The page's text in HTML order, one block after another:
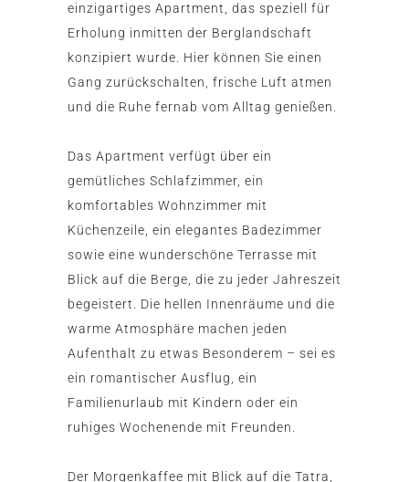
einzigartiges Apartment, das speziell für
Erholung inmitten der Berglandschaft
konzipiert wurde. Hier können Sie einen
Gang zurückschalten, frische Luft atmen
und die Ruhe fernab vom Alltag genießen.
Das Apartment verfügt über ein
gemütliches Schlafzimmer, ein
komfortables Wohnzimmer mit
Küchenzeile, ein elegantes Badezimmer
sowie eine wunderschöne Terrasse mit
Blick auf die Berge, die zu jeder Jahreszeit
begeistert. Die hellen Innenräume und die
warme Atmosphäre machen jeden
Aufenthalt zu etwas Besonderem – sei es
ein romantischer Ausflug, ein
Familienurlaub mit Kindern oder ein
ruhiges Wochenende mit Freunden.
Der Morgenkaffee mit Blick auf die Tatra,